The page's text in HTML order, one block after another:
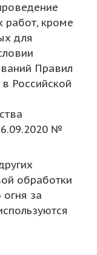
работ, кроме
для
Правил
Российской
№
обработки
за